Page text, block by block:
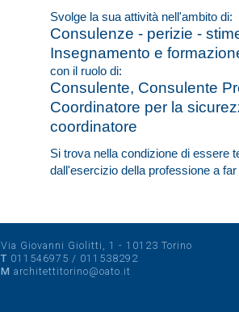
Svolge la sua attività nell'ambito di:
Consulenze - perizie -
Insegnamento e
con il ruolo di:
Consulente, Consulente
Coordinatore per la
coordinatore
Si trova nella condizione di essere
dall'esercizio della professione a
Via Giovanni Giolitti, 1 - 10123 Torino
T 011546975 / 011538292
M architettitorino@oato.it